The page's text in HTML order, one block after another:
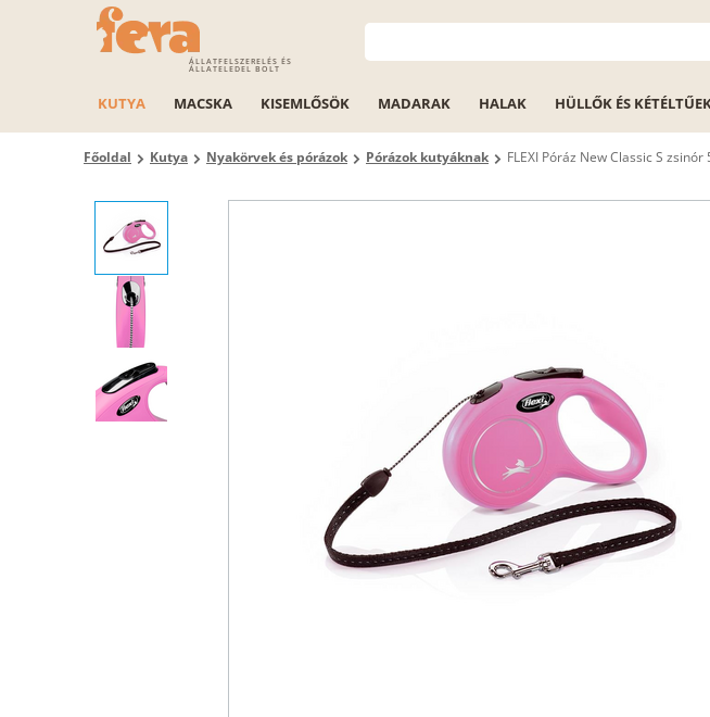
ÁLLATFELSZERELÉS ÉS
ÁLLATELEDEL BOLT
KUTYA MACSKA KISEMLŐSÖK MADARAK HALAK HÜLLŐK ÉS
Főoldal Kutya Nyakörvek és pórázok Pórázok kutyáknak FLEXI Póráz New Classic S